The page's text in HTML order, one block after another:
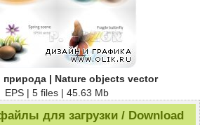
| Nature objects vector
EPS | 5 files | 45.63 Mb
для загрузки / Download